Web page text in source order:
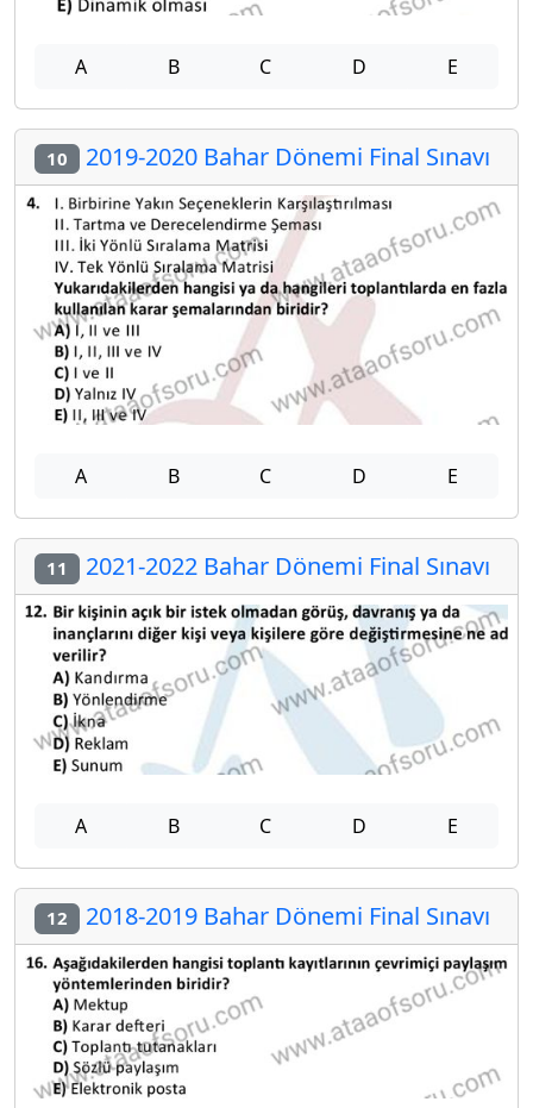
A B C D E
10 2019-2020 Bahar Dönemi Final Sınavı
A B C D E
11 2021-2022 Bahar Dönemi Final Sınavı
A B C D E
12 2018-2019 Bahar Dönemi Final Sınavı